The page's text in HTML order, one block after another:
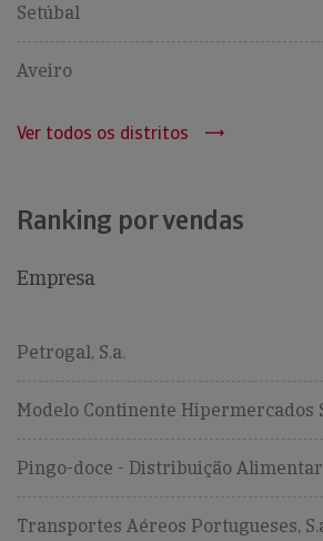
Setúbal
Aveiro
Ver todos os distritos
Ranking por vendas
Empresa
Petrogal, S.a.
Modelo Continente Hipermercados
Pingo-doce - Distribuição Alimentar,
Transportes Aéreos Portugueses,